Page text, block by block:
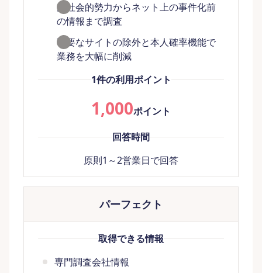
反社会的勢力からネット上の事件化前
の情報まで調査
不要なサイトの除外と本人確率機能で
業務を大幅に削減
1件の利用ポイント
1,000ポイント
回答時間
原則1～2営業日で回答
パーフェクト
取得できる情報
専門調査会社情報